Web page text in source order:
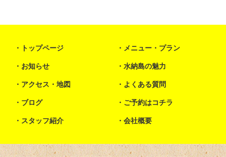
トップページ メニュー・プラン
お知らせ 水納島の魅力
アクセス・地図 よくある質問
ブログ ご予約はコチラ
スタッフ紹介 会社概要